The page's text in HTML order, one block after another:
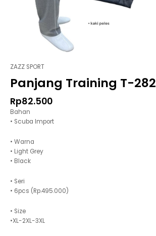
ZAZZ SPORT
Panjang Training T-282
Rp82.500
Bahan
• Scuba Import
• Warna
• Light Grey
• Black
• Seri
• 6pcs (Rp.495.000)
• Size
•XL-2XL-3XL